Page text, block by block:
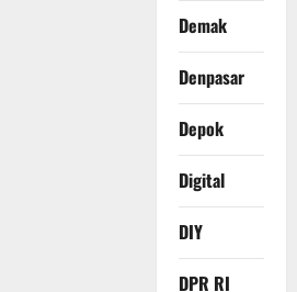
Demak
Denpasar
Depok
Digital
DIY
DPR RI